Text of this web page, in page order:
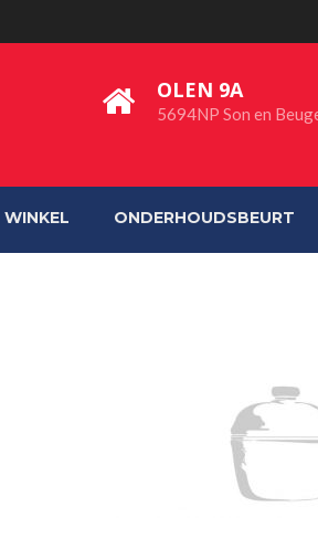
OLEN 9A
5694NP Son en
WINKEL ONDERHOUDSBEURT